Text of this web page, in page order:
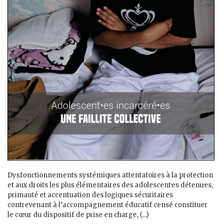
Dysfonctionnements systémiques attentatoires à la protection
et aux droits les plus élémentaires des adolescent·es détenu·es,
primauté et accentuation des logiques sécuritaires
contrevenant à l’accompagnement éducatif censé constituer
le cœur du dispositif de prise en charge, (...)